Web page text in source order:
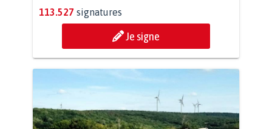
113.527 signatures
Je signe